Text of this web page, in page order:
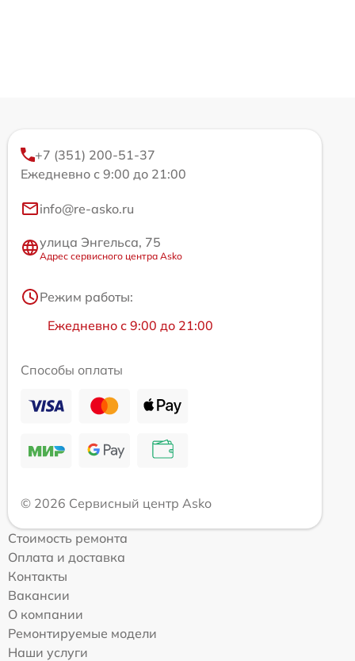
+7 (351) 200-51-37
Ежедневно с 9:00 до 21:00
info@re-asko.ru
улица Энгельса, 75
Адрес сервисного центра Asko
Режим работы:
Ежедневно с 9:00 до 21:00
Способы оплаты
© 2026 Сервисный центр Asko
Стоимость ремонта
Оплата и доставка
Контакты
Вакансии
О компании
Ремонтируемые модели
Наши услуги